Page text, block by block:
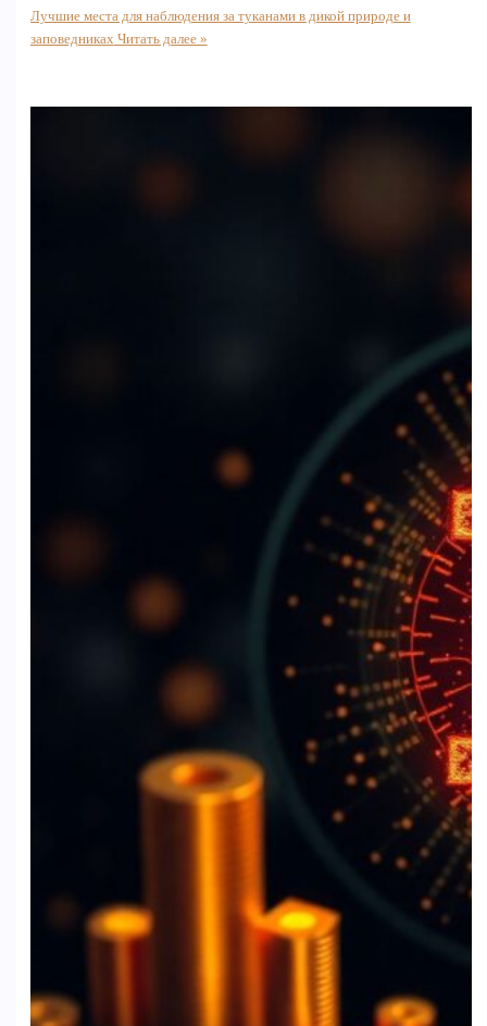
Лучшие места для наблюдения за туканами в дикой природе и
заповедникахЧитать далее »